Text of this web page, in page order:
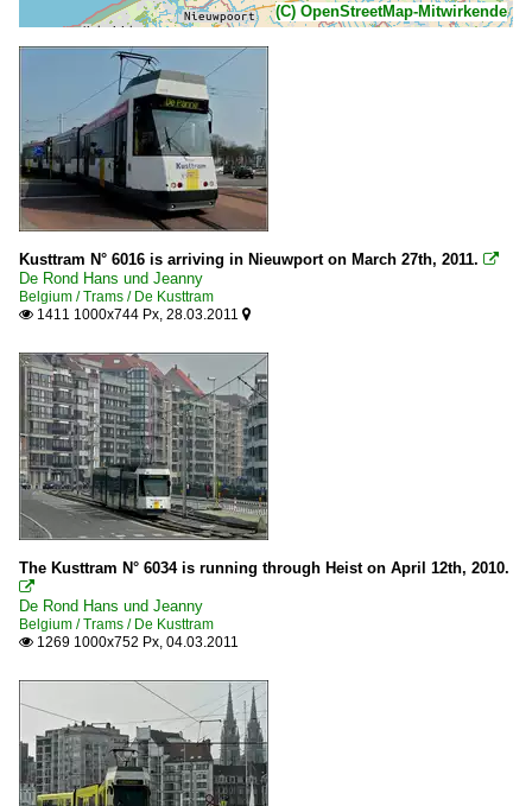
(C) OpenStreetMap-Mitwirkende
Kusttram N° 6016 is arriving in Nieuwport on March 27th, 2011. 
De Rond Hans und Jeanny
Belgium / Trams / De Kusttram
 1411 1000x744 Px, 28.03.2011 
The Kusttram N° 6034 is running through Heist on April 12th, 2010.

De Rond Hans und Jeanny
Belgium / Trams / De Kusttram
 1269 1000x752 Px, 04.03.2011